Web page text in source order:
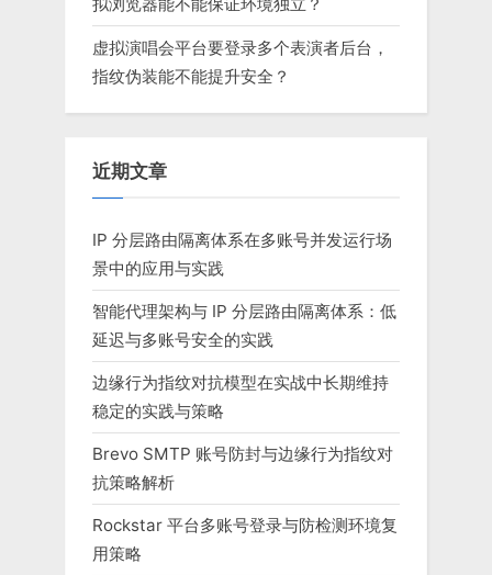
拟浏览器能不能保证环境独立？
虚拟演唱会平台要登录多个表演者后台，
指纹伪装能不能提升安全？
近期文章
IP 分层路由隔离体系在多账号并发运行场
景中的应用与实践
智能代理架构与 IP 分层路由隔离体系：低
延迟与多账号安全的实践
边缘行为指纹对抗模型在实战中长期维持
稳定的实践与策略
Brevo SMTP 账号防封与边缘行为指纹对
抗策略解析
Rockstar 平台多账号登录与防检测环境复
用策略